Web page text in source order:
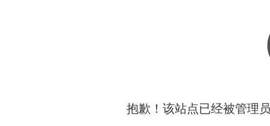
抱歉！该站点已经被管理